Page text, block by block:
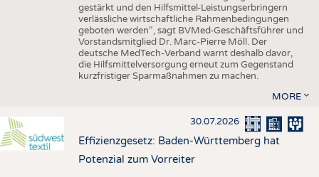
gestärkt und den Hilfsmittel-Leistungserbringern
verlässliche wirtschaftliche Rahmenbedingungen
geboten werden“, sagt BVMed-Geschäftsführer und
Vorstandsmitglied Dr. Marc-Pierre Möll. Der
deutsche MedTech-Verband warnt deshalb davor,
die Hilfsmittelversorgung erneut zum Gegenstand
kurzfristiger Sparmaßnahmen zu machen.
MORE
30.07.2026
Effizienzgesetz: Baden-Württemberg hat
Potenzial zum Vorreiter